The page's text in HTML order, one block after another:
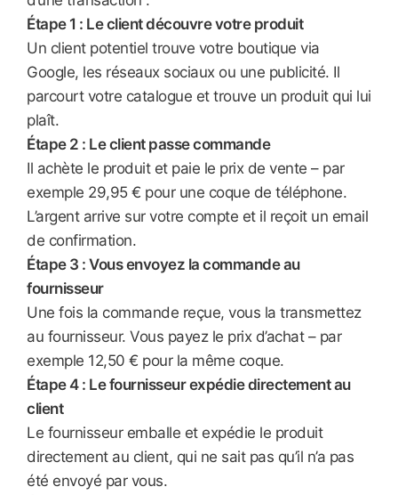
Étape 1 : Le client découvre votre produit
Un client potentiel trouve votre boutique via
Google, les réseaux sociaux ou une publicité. Il
parcourt votre catalogue et trouve un produit qui lui
plaît.
Étape 2 : Le client passe commande
Il achète le produit et paie le prix de vente – par
exemple 29,95 € pour une coque de téléphone.
L’argent arrive sur votre compte et il reçoit un email
de confirmation.
Étape 3 : Vous envoyez la commande au
fournisseur
Une fois la commande reçue, vous la transmettez
au fournisseur. Vous payez le prix d’achat – par
exemple 12,50 € pour la même coque.
Étape 4 : Le fournisseur expédie directement au
client
Le fournisseur emballe et expédie le produit
directement au client, qui ne sait pas qu’il n’a pas
été envoyé par vous.